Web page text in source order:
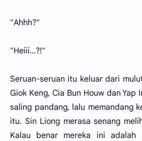
"Ahhh?"
"Heiii...?!"
Seruan-seruan itu keluar dari
Giok Keng, Cia Bun Houw dan Yap
saling pandang, lalu memandang
itu. Sin Liong merasa senang
Kalau benar mereka ini adalah